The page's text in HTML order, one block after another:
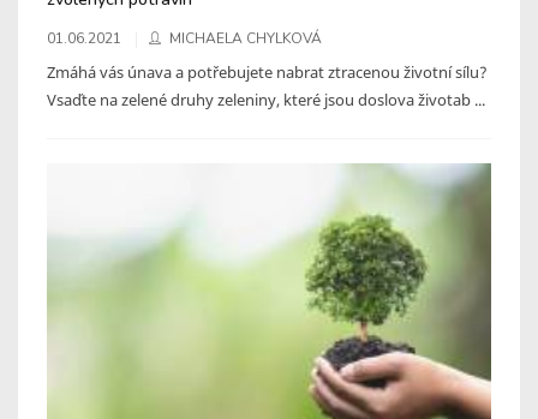
01.06.2021 MICHAELA CHYLKOVÁ
Zmáhá vás únava a potřebujete nabrat ztracenou životní sílu?
Vsaďte na zelené druhy zeleniny, které jsou doslova životab ...